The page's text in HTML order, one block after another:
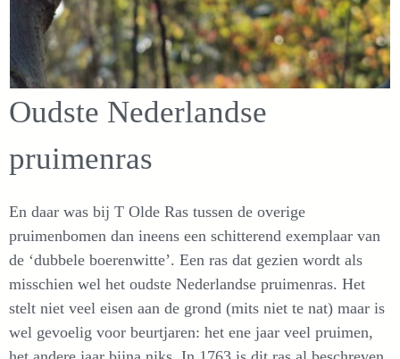
Oudste Nederlandse
pruimenras
En daar was bij T Olde Ras tussen de overige
pruimenbomen dan ineens een schitterend exemplaar van
de ‘dubbele boerenwitte’. Een ras dat gezien wordt als
misschien wel het oudste Nederlandse pruimenras. Het
stelt niet veel eisen aan de grond (mits niet te nat) maar is
wel gevoelig voor beurtjaren: het ene jaar veel pruimen,